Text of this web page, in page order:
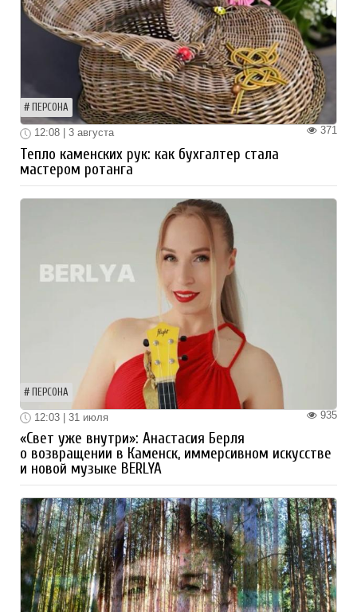
ПЕРСОНА
371
12:08 | 3 августа
Тепло каменских рук: как бухгалтер стала
мастером ротанга
ПЕРСОНА
935
12:03 | 31 июля
«Свет уже внутри»: Анастасия Берля
о возвращении в Каменск, иммерсивном искусстве
и новой музыке BERLYA